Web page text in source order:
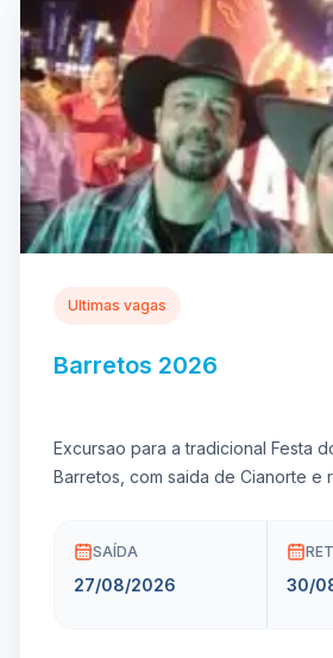
Ultimas vagas
Barretos 2026
Excursao para a tradicional Festa
Barretos, com saida de Cianorte e
SAÍDA
27/08/2026 30/